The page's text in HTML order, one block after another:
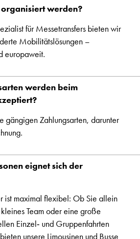
werden?
für Messetransfers bieten wir
Mobilitätslösungen –
europaweit.
werden beim
gängigen Zahlungsarten, darunter
eignet sich der
ist maximal flexibel: Ob Sie allein
Team oder eine große
Einzel‑ und Gruppenfahrten
unsere Limousinen und Busse